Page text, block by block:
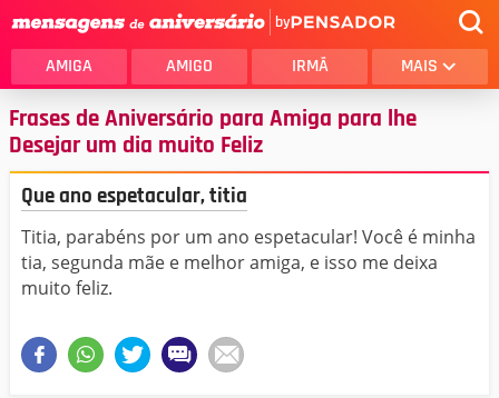
by
AMIGA AMIGO IRMÃ MAIS
Frases de Aniversário para Amiga para lhe
Desejar um dia muito Feliz
Que ano espetacular, titia
Titia, parabéns por um ano espetacular! Você é minha
tia, segunda mãe e melhor amiga, e isso me deixa
muito feliz.